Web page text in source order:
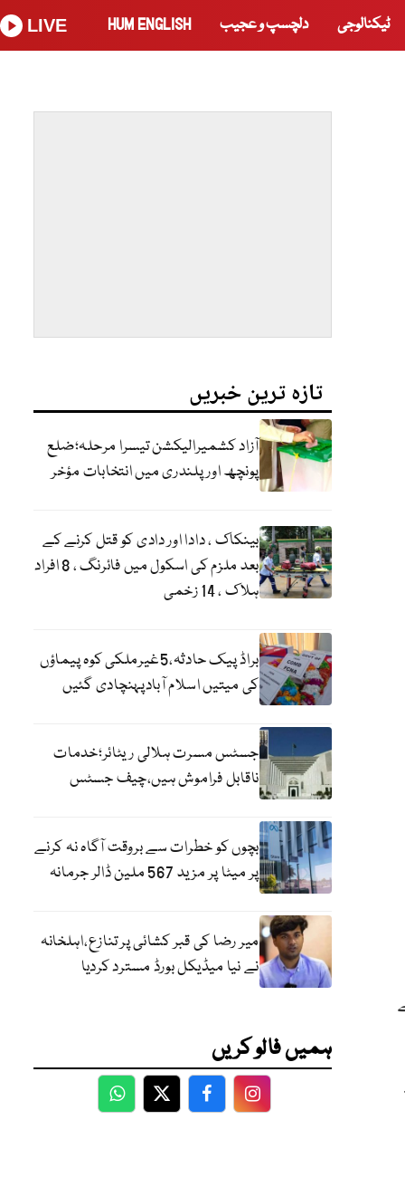
ٹیکنالوجی دلچسپ و عجیب HUM ENGLISH
LIVE
تازہ ترین خبریں
آزاد کشمیرالیکشن تیسرا مرحلہ؛ضلع
پونچھ اور پلندری میں انتخابات مؤخر
بینکاک ، دادا اور دادی کو قتل کرنے کے
بعد ملزم کی اسکول میں فائرنگ ، 8 افراد
ہلاک ، 14 زخمی
براڈ پیک حادثہ،5غیرملکی کوہ پیماؤں
کی میتیں اسلام آبادپہنچادی گئیں
جسٹس مسرت ہلالی ریٹائر؛خدمات
ناقابل فراموش ہیں،چیف جسٹس
بچوں کو خطرات سے بروقت آگاہ نہ کرنے
پر میٹا پر مزید 567 ملین ڈالر جرمانہ
میر رضا کی قبر کشائی پر تنازع،اہلخانہ
نے نیا میڈیکل بورڈ مسترد کردیا
ہمیں فالو کریں
WhatsApp
TwitterFacebookFacebook